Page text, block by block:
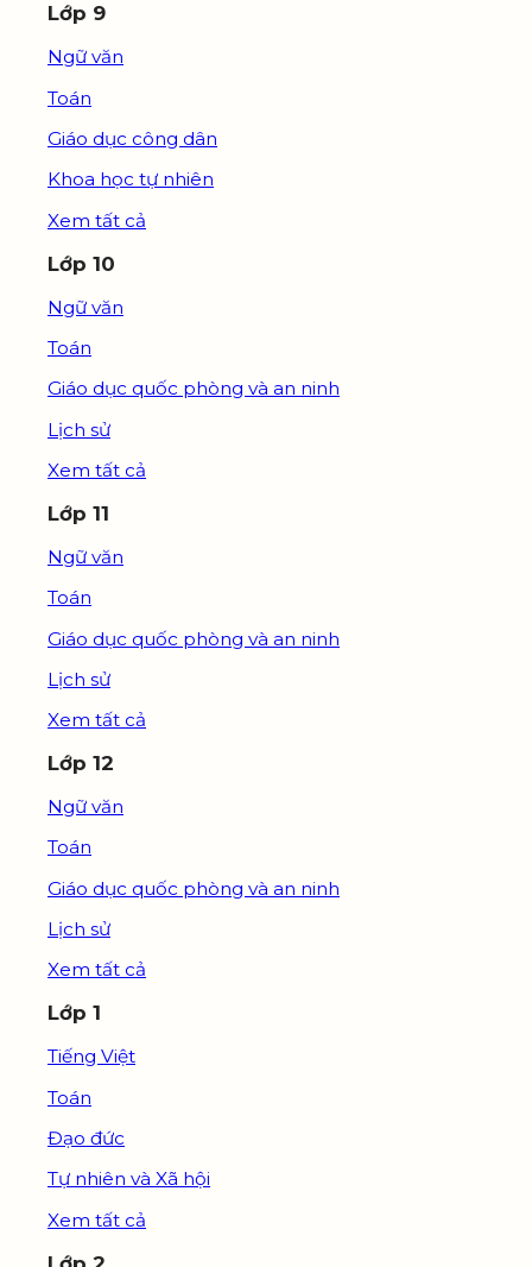
Lớp 9
Ngữ văn
Toán
Giáo dục công dân
Khoa học tự nhiên
Xem tất cả
Lớp 10
Ngữ văn
Toán
Giáo dục quốc phòng và an ninh
Lịch sử
Xem tất cả
Lớp 11
Ngữ văn
Toán
Giáo dục quốc phòng và an ninh
Lịch sử
Xem tất cả
Lớp 12
Ngữ văn
Toán
Giáo dục quốc phòng và an ninh
Lịch sử
Xem tất cả
Lớp 1
Tiếng Việt
Toán
Đạo đức
Tự nhiên và Xã hội
Xem tất cả